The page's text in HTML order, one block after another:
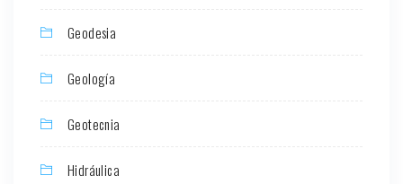
Geodesia
Geología
Geotecnia
Hidráulica